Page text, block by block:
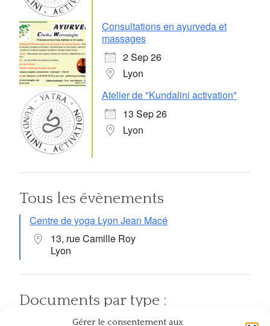
Gérer le consentement aux
Consultations en ayurveda et
massages
2 Sep 26
Lyon
Atelier de "Kundalini activation"
13 Sep 26
Lyon
Tous les évènements
Centre de yoga Lyon Jean Macé
13, rue Camille Roy
Lyon
Documents par type :